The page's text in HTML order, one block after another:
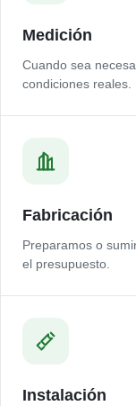
Medición
Cuando sea
condiciones reales.
Fabricación
Preparamos o
el presupuesto.
Instalación